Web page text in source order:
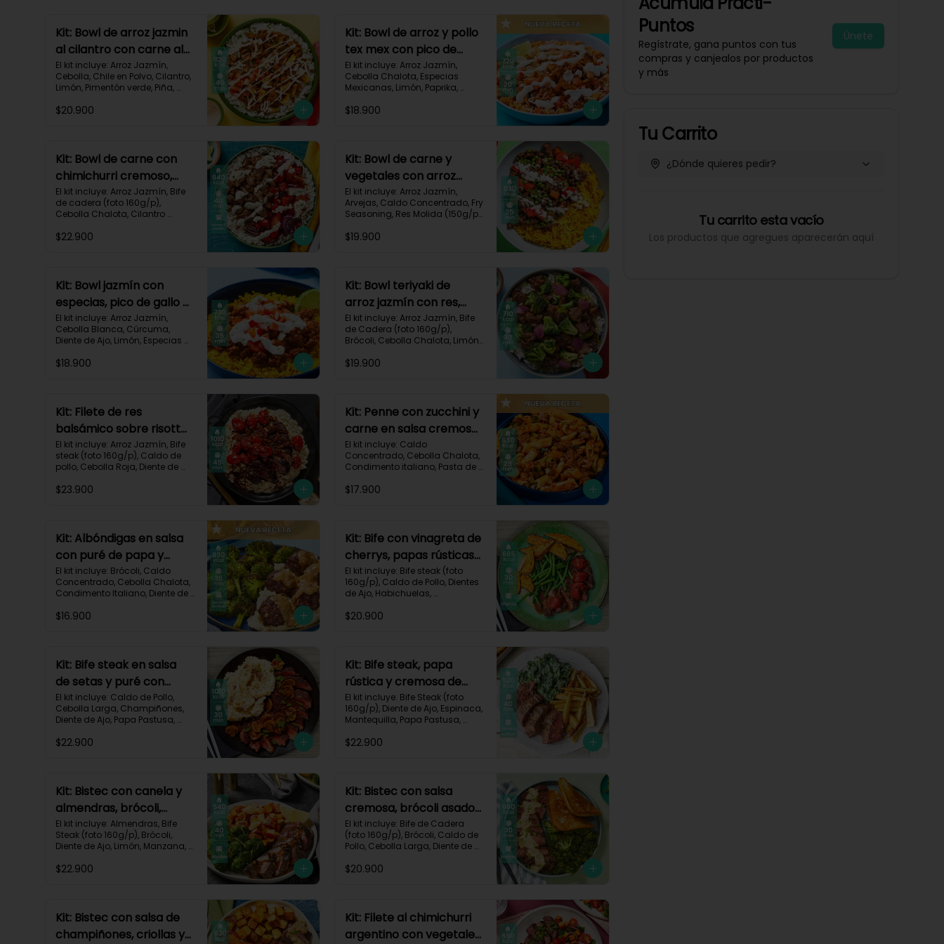
Kit: Bowl de arroz jazmin
al cilantro con carne al
pastor y pico de gallo-
84
El kit incluye: Arroz Jazmín,
Cebolla, Chile en Polvo, Cilantro,
Limón, Pimentón verde, Piña,
Molida (150g/p), Sour Cream,
Grasas 46g | Proteínas 30g
$20.900
Kit: Bowl de arroz y pollo
tex mex con pico de
gallo, queso y sour
cream-147
El kit incluye: Arroz Jazmín,
Cebolla Chalota, Especias
Mexicanas, Limón, Paprika,
Pollo, Queso Mozzarella, Sour
720 kcal	| Carbohidratos 73g |
Grasas 25g | Proteínas 41g
$18.900
Kit: Bowl de carne con
chimichurri cremoso,
pimentón y tomate-115
El kit incluye: Arroz Jazmín, Bife
de cadera (foto 160g/p),
Cebolla Chalota, Cilantro
Mezcla de Especias del
Carbohidratos 87g | Grasas 21g
| Proteínas 44g
$22.900
Kit: Bowl de carne y
vegetales con arroz
dorado-94
El kit incluye: Arroz Jazmín,
Arvejas, Caldo Concentrado, Fry
Seasoning, Res Molida (150g/p),
Mayonesa, Pimentón Rojo,
45g | Proteínas 31g
$19.900
Kit: Bowl jazmín con
especias, pico de gallo y
crema de limón-82
El kit incluye: Arroz Jazmín,
Cebolla Blanca, Cúrcuma,
Diente de Ajo, Limón, Especias
Res Molida (150g/p), Sour
730 kcal | Carbohidratos 82g |
Grasas 32g | Proteínas 28g
$18.900
Kit: Bowl teriyaki de
arroz jazmín con res,
brócoli y cebolla-114
El kit incluye: Arroz Jazmín, Bife
de Cadera (foto 160g/p),
Brócoli, Cebolla Chalota, Limón,
Receta Impresa.
$19.900
Kit: Filete de res
balsámico sobre risotto
parmesano-11
El kit incluye: Arroz Jazmín, Bife
steak (foto 160g/p), Caldo de
pollo, Cebolla Roja, Diente de
Cream, Tomate Tipo Cherry,
$23.900
Kit: Penne con zucchini y
carne en salsa cremosa
italiana-146
El kit incluye: Caldo
Concentrado, Cebolla Chalota,
Condimento italiano, Pasta de
Crema, Res Molida, Zucchini
Grasas 15g | Proteínas 35g
$17.900
Kit: Albóndigas en salsa
con puré de papa y
brócoli asado-137
El kit incluye: Brócoli, Caldo
Concentrado, Cebolla Chalota,
Condimento Italiano, Diente de
Res Molida (150g/p), Salsa de
$16.900
Kit: Bife con vinagreta de
cherrys, papas rústicas
y habichuelas-61
El kit incluye: Bife steak (foto
160g/p), Caldo de Pollo, Dientes
de Ajo, Habichuelas,
Romero, Tomate Tipo Cherry,
Carbohidratos 47g | Proteínas
28g | Grasas 40g
$20.900
Kit: Bife steak en salsa
de setas y puré con
queso-36
El kit incluye: Caldo de Pollo,
Cebolla Larga, Champiñones,
Diente de Ajo, Papa Pastusa,
steak (foto 160g/p), Sour Cream
67g | Proteinas 62g
$22.900
Kit: Bife steak, papa
rústica y cremosa de
espinacas-12
El kit incluye: Bife Steak (foto
160g/p), Diente de Ajo, Espinaca,
Mantequilla, Papa Pastusa,
Impresa.
$22.900
Kit: Bistec con canela y
almendras, brócoli,
zanahorias asadas y
manzana-60
El kit incluye: Almendras, Bife
Steak (foto 160g/p), Brócoli,
Diente de Ajo, Limón, Manzana,
Paprika, Zanahoria, Receta
35g | Grasas 26g
$22.900
Kit: Bistec con salsa
cremosa, brócoli asado
y pan de ajo-67
El kit incluye: Bife de Cadera
(foto 160g/p), Brócoli, Caldo de
Pollo, Cebolla Larga, Diente de
Pan Hamburguesa, Sour Cream,
39g | Proteínas 36g
$20.900
Kit: Bistec con salsa de
champiñones, criollas y
Kit: Filete al chimichurri
argentino con vegetales
Puntos
Regístrate, gana puntos con tus
compras y canjealos por productos
y más
Únete
Tu Carrito
¿Dónde quieres pedir?
Tu carrito esta vacío
Los productos que agregues aparecerán aquí